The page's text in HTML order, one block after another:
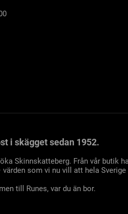
i skägget sedan 1952.
Skinnskatteberg. Från vår butik
som vi nu vill att hela Sverige
till Runes, var du än bor.